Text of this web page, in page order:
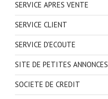
SERVICE APRES VENTE
SERVICE CLIENT
SERVICE D'ECOUTE
SITE DE PETITES ANNONCES
SOCIETE DE CREDIT